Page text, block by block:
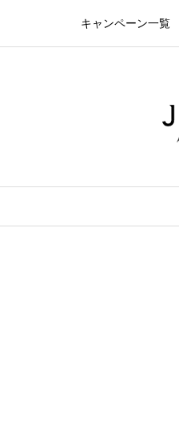
キャンペーン一覧